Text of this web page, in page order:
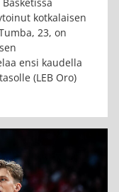
kotkalaisen
23, on
ensi kaudella
(LEB Oro)